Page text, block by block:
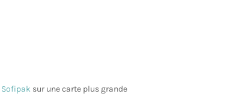
Sofipak sur une carte plus grande